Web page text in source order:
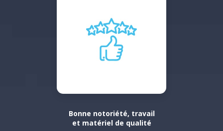
Bonne notoriété, travail
et matériel de qualité